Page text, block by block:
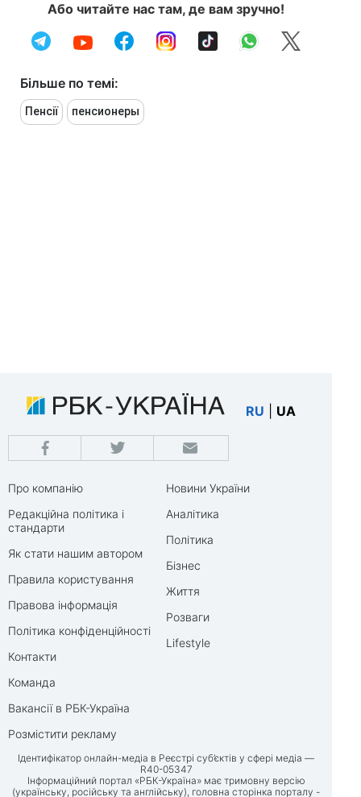
Або читайте нас там, де вам зручно!
Більше по темі:
Пенсії пенсионеры
RU UA
Про компанію
Редакційна політика і
стандарти
Як стати нашим автором
Правила користування
Правова інформація
Політика конфіденційності
Контакти
Команда
Вакансії в РБК-Україна
Розмістити рекламу
Новини України
Аналітика
Політика
Бізнес
Життя
Розваги
Lifestyle
Ідентифікатор онлайн-медіа в Реєстрі суб’єктів у сфері медіа —
R40-05347
Інформаційний портал «РБК-Україна» має тримовну версію
(українську, російську та англійську), головна сторінка порталу -